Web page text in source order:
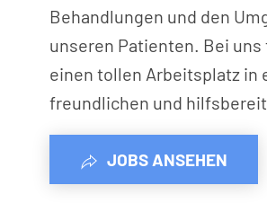
Behandlungen und den
unseren Patienten. Bei uns
einen tollen Arbeitsplatz in
freundlichen und
JOBS ANSEHEN